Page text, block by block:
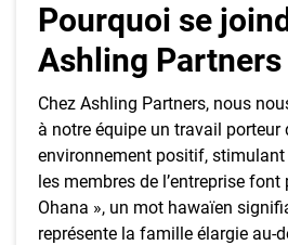
Pourquoi se
Ashling Partners
Chez Ashling Partners, nous
à notre équipe un travail porteur
environnement positif,
les membres de l’entreprise font
Ohana », un mot hawaïen
représente la famille élargie au-